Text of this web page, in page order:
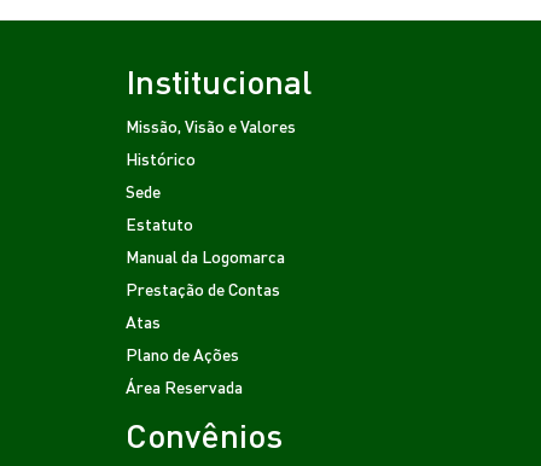
Institucional
Missão, Visão e Valores
Histórico
Sede
Estatuto
Manual da Logomarca
Prestação de Contas
Atas
Plano de Ações
Área Reservada
Convênios